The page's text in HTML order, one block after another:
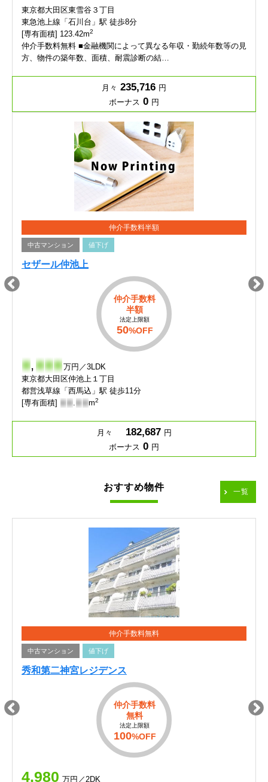
東京都大田区東雪谷３丁目
東急池上線「石川台」駅 徒歩8分
[専有面積] 123.42m2
仲介手数料無料 ■金融機関によって異なる年収・勤続年数等の見
方、物件の築年数、面積、耐震診断の結…
月々 235,716 円
ボーナス 0 円
仲介手数料半額
中古マンション 値下げ
セザール仲池上
仲介手数料
半額
法定上限額
50%OFF
- ,- - - 万円／3LDK
東京都大田区仲池上１丁目
都営浅草線「西馬込」駅 徒歩11分
[専有面積] - - .- - m2
月々 182,687 円
ボーナス 0 円
おすすめ物件 一覧
仲介手数料無料
中古マンション 値下げ
秀和第二神宮レジデンス
仲介手数料
無料
法定上限額
100%OFF
4,980 万円／2DK